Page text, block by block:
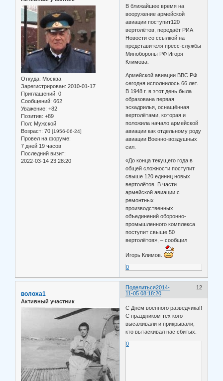
Откуда: Москва
Зарегистрирован: 2010-01-17
Приглашений: 0
Сообщений: 662
Уважение: +82
Позитив: +89
Пол: Мужской
Возраст: 70 [1956-06-24]
Провел на форуме:
7 дней 19 часов
Последний визит:
2022-03-14 23:28:20
В ближайшее время на
вооружение армейской
авиации поступит120
вертолётов, передаёт РИА
Новости со ссылкой на
представителя пресс-службы
Минобороны РФ Игоря
Климова.
Армейской авиации ВВС РФ
сегодня исполнилось 66 лет.
В 1948 г. в этот день была
образована первая
эскадрилья, оснащённая
вертолётами, которая и
положила начало армейской
авиации как отдельному роду
авиации Военно-воздушных
сил.
«До конца текущего года в
общей сложности поступит
свыше 120 единиц новых
вертолётов. В части
армейской авиации с
ремонтных
производственных
объединений оборонно-
промышленного комплекса
поступит свыше 50
вертолётов», – сообщил
Игорь Климов.
0
Поделиться 12
2014-
11-05 08:18:20
волоха1
Активный участник
С Днём военного разведчика!!
С праздником тех кого
высаживали и прикрывали,
кто вытаскивал нас сбитых.
0